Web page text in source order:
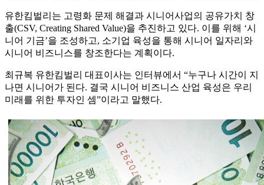
유한킴벌리는 고령화 문제 해결과 시니어사업의 공유가치 창
출(CSV, Creating Shared Value)을 추진하고 있다. 이를 위해 ‘시
니어 기금’을 조성하고, 소기업 육성을 통해 시니어 일자리와
시니어 비즈니스를 창조한다는 계획이다.
최규복 유한킴벌리 대표이사는 인터뷰에서 “누구나 시간이 지
나면 시니어가 된다. 결국 시니어 비즈니스 산업 육성은 우리
미래를 위한 투자인 셈”이라고 말했다.